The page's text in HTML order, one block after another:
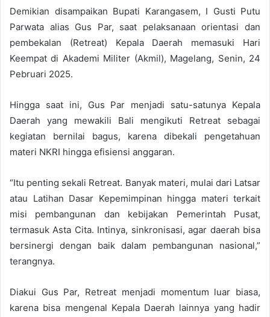
Demikian disampaikan Bupati Karangasem, I Gusti Putu
Parwata alias Gus Par, saat pelaksanaan orientasi dan
pembekalan (Retreat) Kepala Daerah memasuki Hari
Keempat di Akademi Militer (Akmil), Magelang, Senin, 24
Pebruari 2025.
Hingga saat ini, Gus Par menjadi satu-satunya Kepala
Daerah yang mewakili Bali mengikuti Retreat sebagai
kegiatan bernilai bagus, karena dibekali pengetahuan
materi NKRI hingga efisiensi anggaran.
“Itu penting sekali Retreat. Banyak materi, mulai dari Latsar
atau Latihan Dasar Kepemimpinan hingga materi terkait
misi pembangunan dan kebijakan Pemerintah Pusat,
termasuk Asta Cita. Intinya, sinkronisasi, agar daerah bisa
bersinergi dengan baik dalam pembangunan nasional,”
terangnya.
Diakui Gus Par, Retreat menjadi momentum luar biasa,
karena bisa mengenal Kepala Daerah lainnya yang hadir